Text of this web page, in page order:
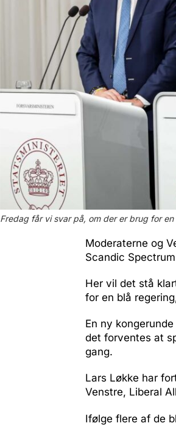
Fredag får vi svar på, om der er brug for
Moderaterne og
Scandic
Her vil det stå
for en blå
En ny
det forventes at
gang.
Lars Løkke har
Venstre, Liberal
Ifølge flere af de